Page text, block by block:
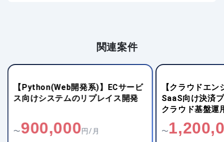
関連案件
【Python(Web開発系)】ECサービ
ス向けシステムのリプレイス開発
〜900,000円/月
【クラウドエ
SaaS向け決済
クラウド基盤運
〜